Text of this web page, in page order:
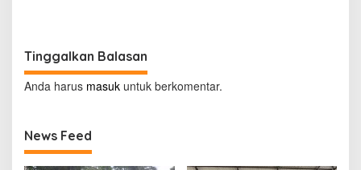
Tinggalkan Balasan
Anda harus masuk untuk berkomentar.
News Feed